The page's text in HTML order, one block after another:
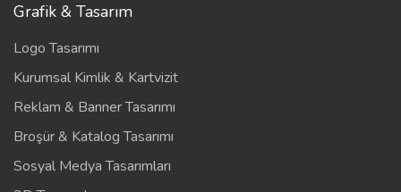
Grafik & Tasarım
Logo Tasarımı
Kurumsal Kimlik & Kartvizit
Reklam & Banner Tasarımı
Broşür & Katalog Tasarımı
Sosyal Medya Tasarımları